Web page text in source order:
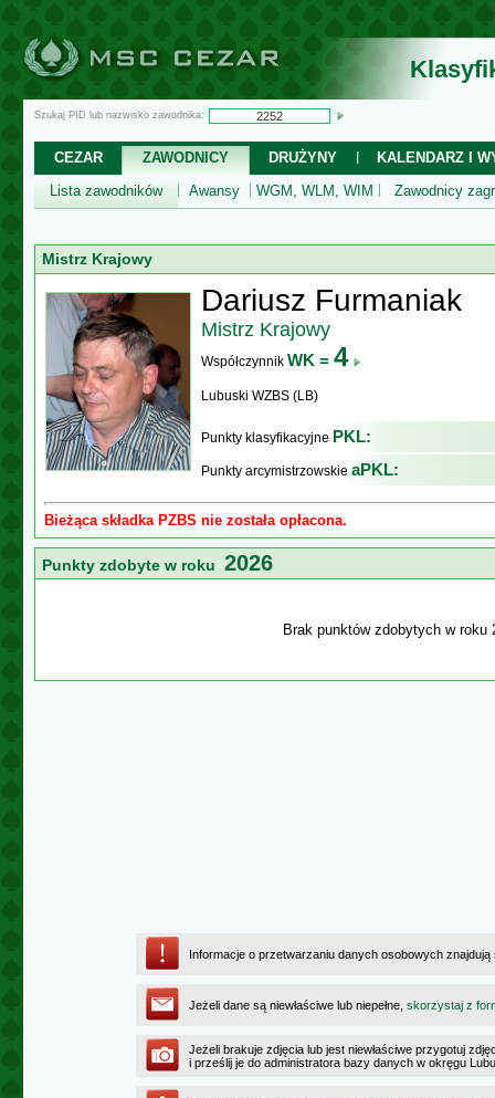
Szukaj PID lub nazwisko zawodnika:
CEZAR ZAWODNICY DRUŻYNY
KALENDARZ I
Lista zawodników
Awansy WGM, WLM, WIM Zawodnicy
Mistrz Krajowy
Dariusz Furmaniak
Mistrz Krajowy
Współczynnik WK = 4
Lubuski WZBS (LB)
Punkty klasyfikacyjne PKL:
Punkty arcymistrzowskie aPKL:
Bieżąca składka PZBS nie została opłacona.
Punkty zdobyte w roku 2026
Brak punktów zdobytych w roku
Informacje o przetwarzaniu danych osobowych
Jeżeli dane są niewłaściwe lub niepełne, skorzystaj z
Jeżeli brakuje zdjęcia lub jest niewłaściwe przygotuj
i prześlij je do administratora bazy danych w okręgu